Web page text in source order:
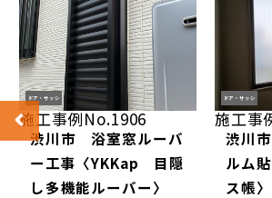
ドア・サッシ
施工事例No.1906
渋川市 浴室窓ルーバ
ー工事〈YKKap 目隠
し多機能ルーバー〉
ドア・サッシ
施工事
渋川
ルム
ス帳〉